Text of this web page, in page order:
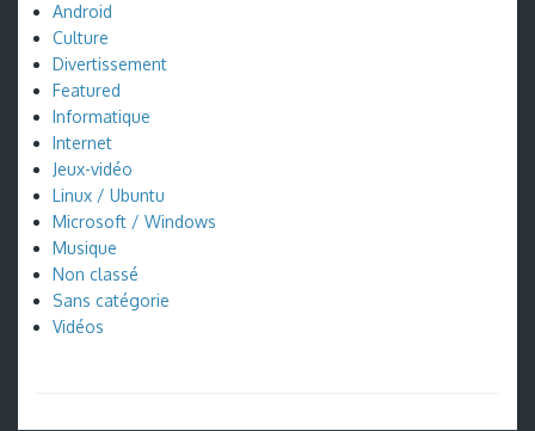
Android
Culture
Divertissement
Featured
Informatique
Internet
Jeux-vidéo
Linux / Ubuntu
Microsoft / Windows
Musique
Non classé
Sans catégorie
Vidéos